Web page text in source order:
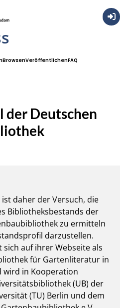
BrowsenVeröffentlichenFAQ
der Deutschen
daher der Versuch, die
Bibliotheksbestands der
zu ermitteln
darzustellen.
auf ihrer Webseite als
für Gartenliteratur in
wird in Kooperation
(UB) der
(TU) Berlin und dem